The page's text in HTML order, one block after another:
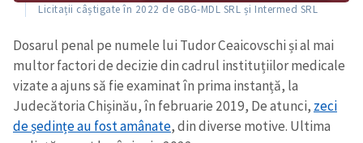
Licitații câștigate în 2022 de GBG-MDL SRL și Intermed SRL
Dosarul penal pe numele lui Tudor Ceaicovschi și al mai
multor factori de decizie din cadrul instituțiilor medicale
vizate a ajuns să fie examinat în prima instanță, la
Judecătoria Chișinău, în februarie 2019, De atunci, zeci
de ședințe au fost amânate, din diverse motive. Ultima